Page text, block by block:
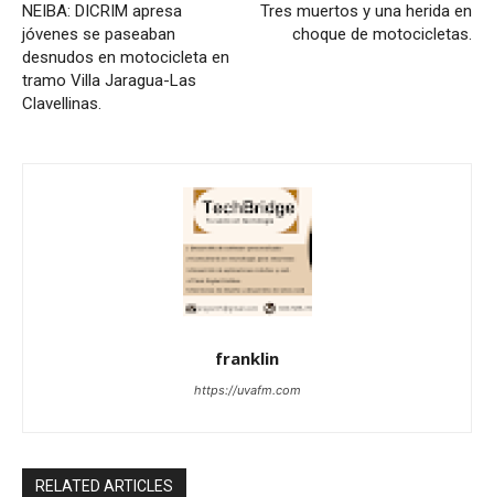
NEIBA: DICRIM apresa
jóvenes se paseaban
desnudos en motocicleta en
tramo Villa Jaragua-Las
Clavellinas.
Tres muertos y una herida en
choque de motocicletas.
franklin
https://uvafm.com
RELATED ARTICLES